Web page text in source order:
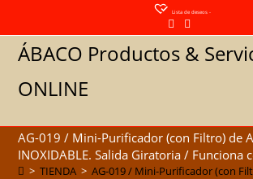
contenido
Lista de deseos -
ÁBACO Productos &
ONLINE
AG-019 / Mini-Purificador (con Filtro) de
INOXIDABLE. Salida Giratoria / Funciona
> TIENDA > AG-019 / Mini-Purificador (con